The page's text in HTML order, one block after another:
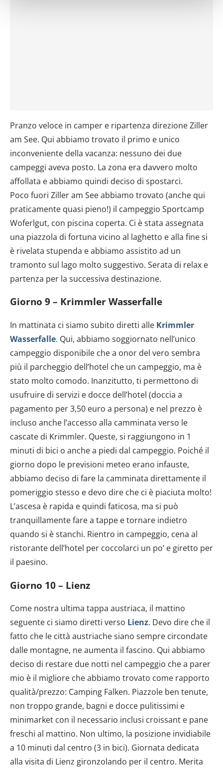
analizzare il nostro traffico. Condividiamo inoltre
informazioni sul modo in cui utilizzi il nostro sito con i
nostri partner che si occupano di analisi dei dati web,
con altre informazioni che hai fornito loro o che hanno
raccolto dal tuo utilizzo dei loro servizi.
Pranzo veloce in camper e ripartenza direzione Ziller
am See. Qui abbiamo trovato il primo e unico
inconveniente della vacanza: nessuno dei due
campeggi aveva posto. La zona era davvero molto
affollata e abbiamo quindi deciso di spostarci.
Poco fuori Ziller am See abbiamo trovato (anche qui
praticamente quasi pieno!) il campeggio Sportcamp
Woferlgut, con piscina coperta. Ci è stata assegnata
una piazzola di fortuna vicino al laghetto e alla fine si
è rivelata stupenda e abbiamo assistito ad un
tramonto sul lago molto suggestivo. Serata di relax e
partenza per la successiva destinazione.
Giorno 9 – Krimmler Wasserfalle
In mattinata ci siamo subito diretti alle Krimmler
Wasserfalle. Qui, abbiamo soggiornato nell’unico
campeggio disponibile che a onor del vero sembra
più il parcheggio dell’hotel che un campeggio, ma è
stato molto comodo. Inanzitutto, ti permettono di
usufruire di servizi e docce dell’hotel (doccia a
pagamento per 3,50 euro a persona) e nel prezzo è
incluso anche l’accesso alla camminata verso le
cascate di Krimmler. Queste, si raggiungono in 1
minuti di bici o anche a piedi dal campeggio. Poiché il
giorno dopo le previsioni meteo erano infauste,
abbiamo deciso di fare la camminata direttamente il
pomeriggio stesso e devo dire che ci è piaciuta molto!
L’ascesa è rapida e quindi faticosa, ma si può
tranquillamente fare a tappe e tornare indietro
quando si è stanchi. Rientro in campeggio, cena al
ristorante dell’hotel per coccolarci un po’ e giretto per
il paesino.
Giorno 10 – Lienz
Come nostra ultima tappa austriaca, il mattino
seguente ci siamo diretti verso Lienz. Devo dire che il
fatto che le città austriache siano sempre circondate
dalle montagne, ne aumenta il fascino. Qui abbiamo
deciso di restare due notti nel campeggio che a parer
mio è il migliore che abbiamo trovato come rapporto
qualità/prezzo: Camping Falken. Piazzole ben tenute,
non troppo grande, bagni e docce pulitissimi e
minimarket con il necessario inclusi croissant e pane
freschi al mattino. Non ultimo, la posizione invidiabile
a 10 minuti dal centro (3 in bici). Giornata dedicata
alla visita di Lienz gironzolando per il centro. Merita